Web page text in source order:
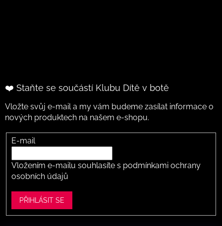
❤️ Staňte se součástí Klubu Dítě v botě
Vložte svůj e-mail a my vám budeme zasílat informace o
nových produktech na našem e-shopu.
E-mail
Vložením e-mailu souhlasíte s podmínkami ochrany
osobních údajů
PŘIHLÁSIT SE